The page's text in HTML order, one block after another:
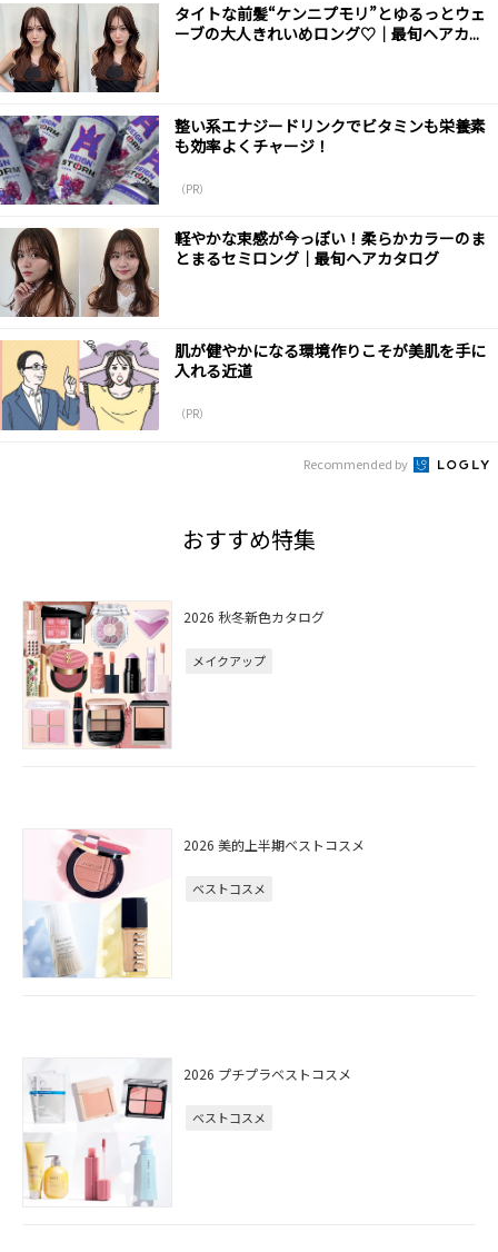
タイトな前髪“ケンニプモリ”とゆるっとウェ
ーブの大人きれいめロング♡｜最旬ヘアカ...
整い系エナジードリンクでビタミンも栄養素
も効率よくチャージ！
（PR）
軽やかな束感が今っぽい！柔らかカラーのま
とまるセミロング｜最旬ヘアカタログ
肌が健やかになる環境作りこそが美肌を手に
入れる近道
（PR）
Recommended by
おすすめ特集
2026 秋冬新色カタログ
メイクアップ
2026 美的上半期ベストコスメ
ベストコスメ
2026 プチプラベストコスメ
ベストコスメ